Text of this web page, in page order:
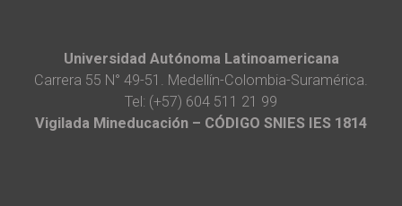
Universidad Autónoma Latinoamericana
Carrera 55 N° 49-51. Medellín-Colombia-Suramérica.
Tel: (+57) 604 511 21 99
Vigilada Mineducación – CÓDIGO SNIES IES 1814